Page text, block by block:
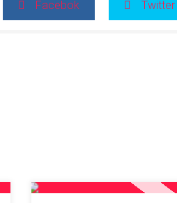
Facebok Twitter